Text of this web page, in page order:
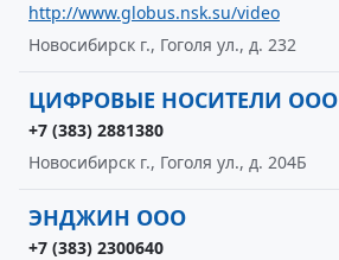
http://www.globus.nsk.su/video
Новосибирск г., Гоголя ул., д. 232
ЦИФРОВЫЕ НОСИТЕЛИ ООО
+7 (383) 2881380
Новосибирск г., Гоголя ул., д. 204Б
ЭНДЖИН ООО
+7 (383) 2300640